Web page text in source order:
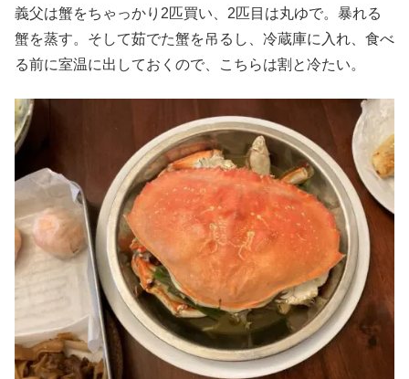
義父は蟹をちゃっかり2匹買い、2匹目は丸ゆで。暴れる
蟹を蒸す。そして茹でた蟹を吊るし、冷蔵庫に入れ、食べ
る前に室温に出しておくので、こちらは割と冷たい。